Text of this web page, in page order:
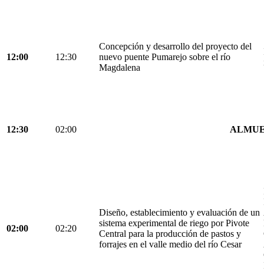
12:00 12:30
Concepción y desarrollo del proyecto del
nuevo puente Pumarejo sobre el río
Magdalena
12:30 02:00
02:00 02:20
Diseño, establecimiento y evaluación de un
sistema experimental de riego por Pivote
Central para la producción de pastos y
forrajes en el valle medio del río Cesar